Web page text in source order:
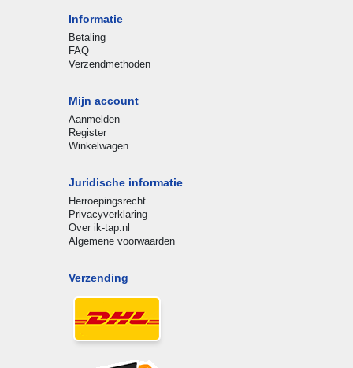
Informatie
Betaling
FAQ
Verzendmethoden
Mijn account
Aanmelden
Register
Winkelwagen
Juridische informatie
Herroepingsrecht
Privacyverklaring
Over ik-tap.nl
Algemene voorwaarden
Verzending